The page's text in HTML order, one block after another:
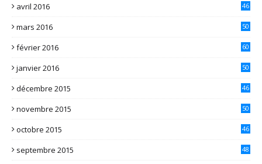
avril 2016 46
mars 2016 50
février 2016 60
janvier 2016 50
décembre 2015 46
novembre 2015 50
octobre 2015 46
septembre 2015 48